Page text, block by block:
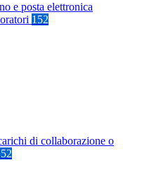
e posta elettronica
152
di collaborazione o